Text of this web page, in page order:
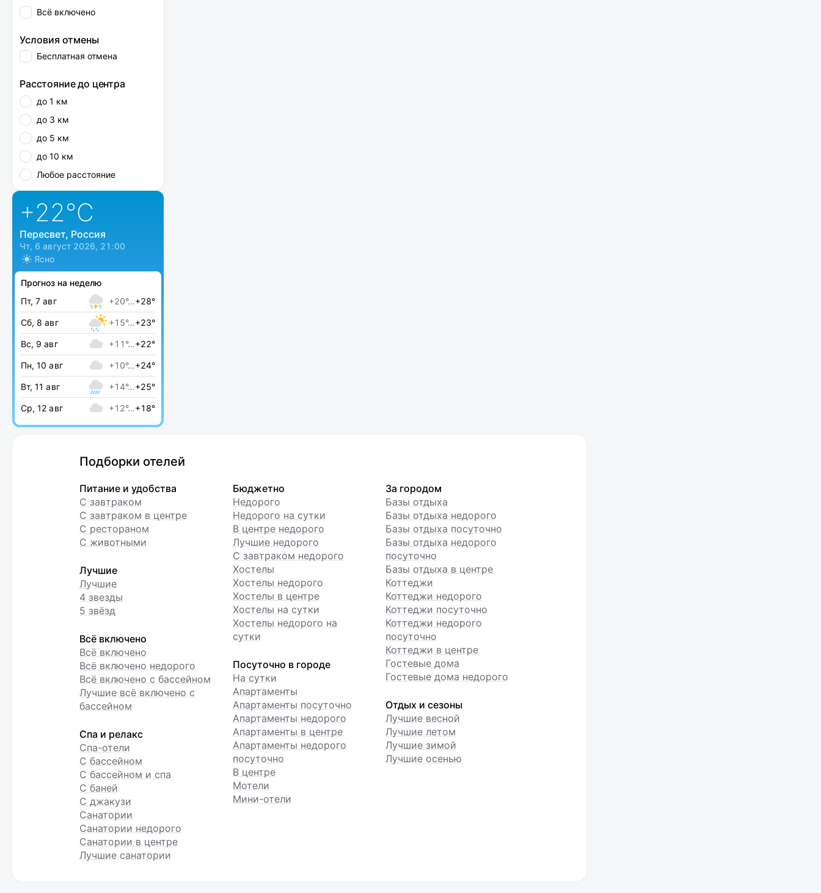
Всё включено
Условия отмены
Бесплатная отмена
Расстояние до центра
до 1 км
до 3 км
до 5 км
до 10 км
Любое расстояние
+22°C
Пересвет, Россия
Чт, 6 август 2026, 21:00
Ясно
Прогноз на неделю
Пт, 7 авг
+20°…+28°
Сб, 8 авг +15°…+23°
Вс, 9 авг +11°…+22°
Пн, 10 авг +10°…+24°
Вт, 11 авг +14°…+25°
Ср, 12 авг +12°…+18°
Подборки отелей
Питание и удобства
С завтраком
С завтраком в центре
С рестораном
С животными
Лучшие
Лучшие
4 звезды
5 звёзд
Всё включено
Всё включено
Всё включено недорого
Всё включено с бассейном
Лучшие всё включено с
бассейном
Спа и релакс
Спа-отели
С бассейном
С бассейном и спа
С баней
С джакузи
Санатории
Санатории недорого
Санатории в центре
Лучшие санатории
Бюджетно
Недорого
Недорого на сутки
В центре недорого
Лучшие недорого
С завтраком недорого
Хостелы
Хостелы недорого
Хостелы в центре
Хостелы на сутки
Хостелы недорого на
сутки
Посуточно в городе
На сутки
Апартаменты
Апартаменты посуточно
Апартаменты недорого
Апартаменты в центре
Апартаменты недорого
посуточно
В центре
Мотели
Мини-отели
За городом
Базы отдыха
Базы отдыха недорого
Базы отдыха посуточно
Базы отдыха недорого
посуточно
Базы отдыха в центре
Коттеджи
Коттеджи недорого
Коттеджи посуточно
Коттеджи недорого
посуточно
Коттеджи в центре
Гостевые дома
Гостевые дома недорого
Отдых и сезоны
Лучшие весной
Лучшие летом
Лучшие зимой
Лучшие осенью